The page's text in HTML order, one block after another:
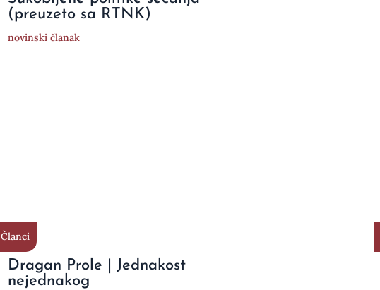
(preuzeto sa RTNK)
novinski članak
Članci
Dragan Prole | Jednakost
nejednakog